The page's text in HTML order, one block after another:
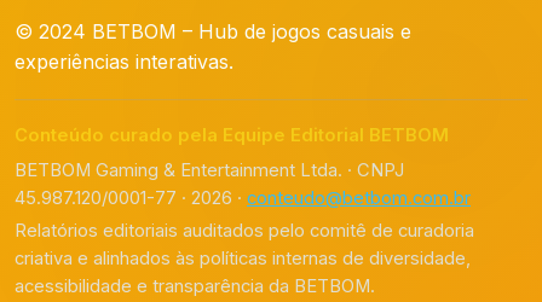
© 2024 BETBOM – Hub de jogos casuais e
experiências interativas.
Conteúdo curado pela Equipe Editorial BETBOM
BETBOM Gaming & Entertainment Ltda. · CNPJ
45.987.120/0001-77 · 2026 · conteudo@betbom.com.br
Relatórios editoriais auditados pelo comitê de curadoria
criativa e alinhados às políticas internas de diversidade,
acessibilidade e transparência da BETBOM.